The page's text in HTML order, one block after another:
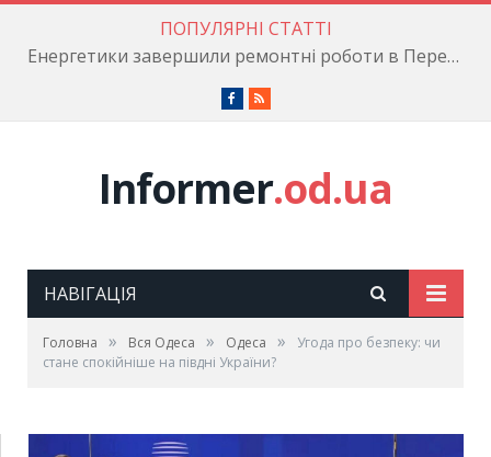
ПОПУЛЯРНІ СТАТТІ
Енергетики завершили ремонтні роботи в Пересипському районі
Facebook
RSS
Informer.od.ua
НАВІГАЦІЯ
Головна » Вся Одеса » Одеса »
Угода про безпеку: чи
стане спокійніше на півдні України?